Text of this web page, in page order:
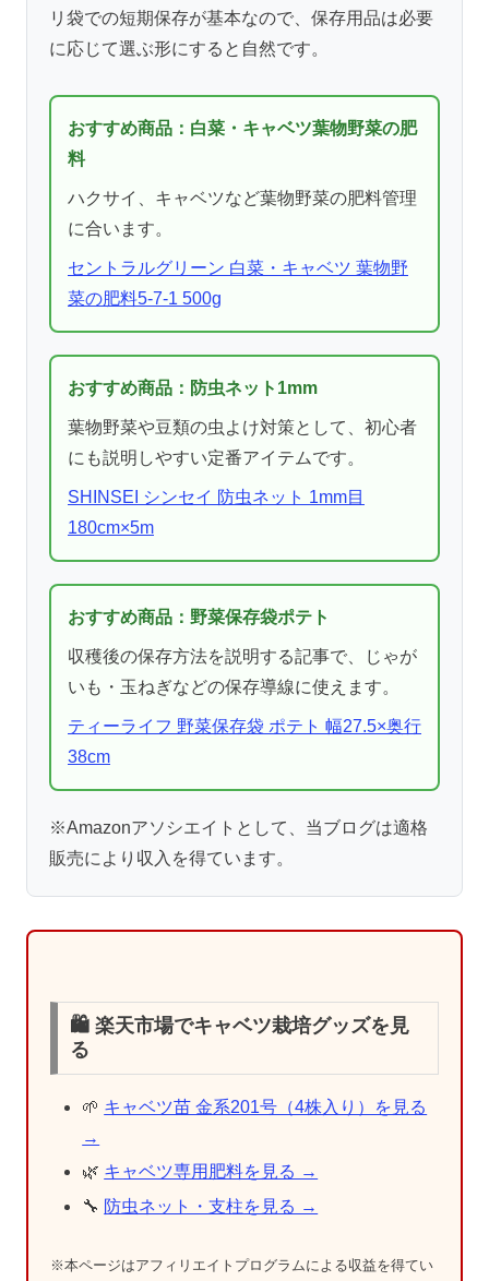
リ袋での短期保存が基本なので、保存用品は必要
に応じて選ぶ形にすると自然です。
おすすめ商品：白菜・キャベツ葉物野菜の肥
料
ハクサイ、キャベツなど葉物野菜の肥料管理
に合います。
セントラルグリーン 白菜・キャベツ 葉物野
菜の肥料5-7-1 500g
おすすめ商品：防虫ネット1mm
葉物野菜や豆類の虫よけ対策として、初心者
にも説明しやすい定番アイテムです。
SHINSEI シンセイ 防虫ネット 1mm目
180cm×5m
おすすめ商品：野菜保存袋ポテト
収穫後の保存方法を説明する記事で、じゃが
いも・玉ねぎなどの保存導線に使えます。
ティーライフ 野菜保存袋 ポテト 幅27.5×奥行
38cm
※Amazonアソシエイトとして、当ブログは適格
販売により収入を得ています。
🛍️ 楽天市場でキャベツ栽培グッズを見
る
🌱 キャベツ苗 金系201号（4株入り）を見る
→
🌿 キャベツ専用肥料を見る →
🔧 防虫ネット・支柱を見る →
※本ページはアフィリエイトプログラムによる収益を得てい